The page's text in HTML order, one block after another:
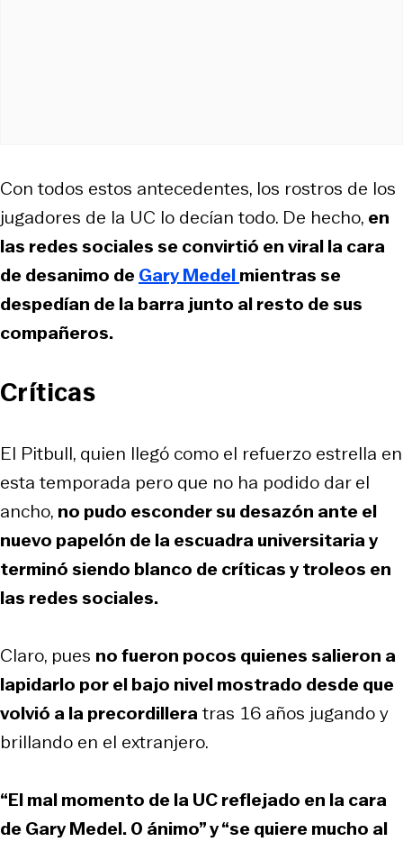
Con todos estos antecedentes, los rostros de los
jugadores de la UC lo decían todo. De hecho, en
las redes sociales se convirtió en viral la cara
de desanimo deGary Medelmientras se
despedían de la barra junto al resto de sus
compañeros.
Críticas
El Pitbull, quien llegó como el refuerzo estrella en
esta temporada pero que no ha podido dar el
ancho, no pudo esconder su desazón ante el
nuevo papelón de la escuadra universitaria y
terminó siendo blanco de críticas y troleos en
las redes sociales.
Claro, pues no fueron pocos quienes salieron a
lapidarlo por el bajo nivel mostrado desde que
volvió a la precordilleratras 16 años jugando y
brillando en el extranjero.
“El mal momento de la UC reflejado en la cara
de Gary Medel. 0 ánimo” y “se quiere mucho al